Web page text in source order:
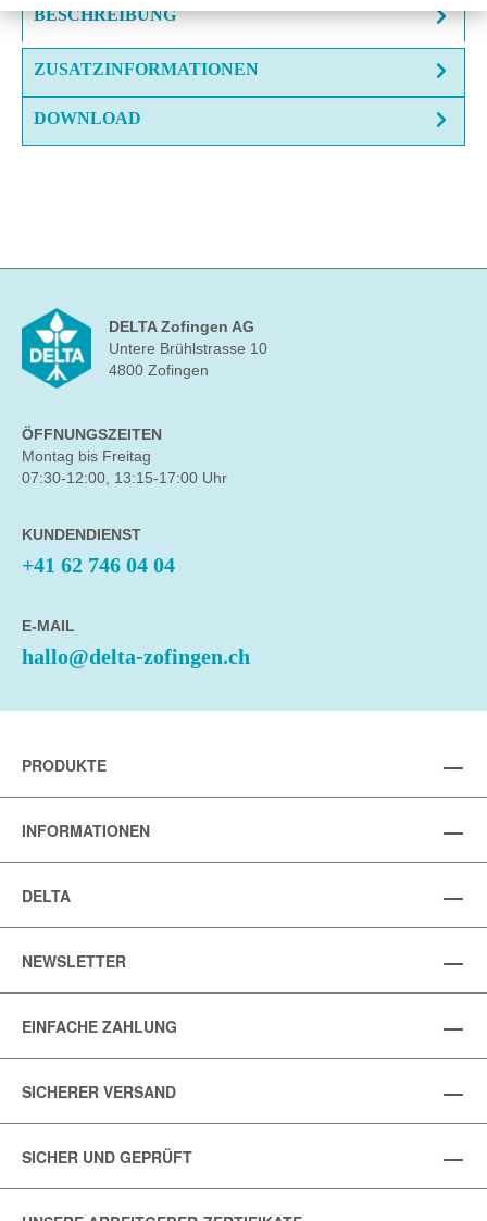
BESCHREIBUNG
ZUSATZINFORMATIONEN
DOWNLOAD
DELTA Zofingen AG
Untere Brühlstrasse 10
4800 Zofingen
ÖFFNUNGSZEITEN
Montag bis Freitag
07:30-12:00, 13:15-17:00 Uhr
KUNDENDIENST
+41 62 746 04 04
E-MAIL
hallo@delta-zofingen.ch
PRODUKTE
INFORMATIONEN
DELTA
NEWSLETTER
EINFACHE ZAHLUNG
SICHERER VERSAND
SICHER UND GEPRÜFT